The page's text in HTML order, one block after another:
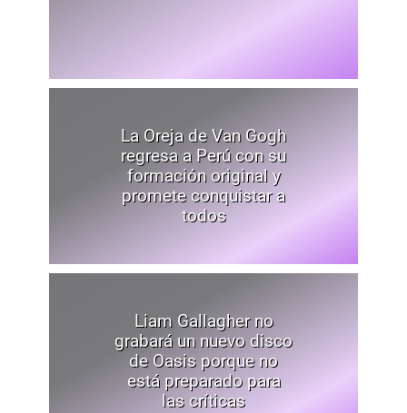
La Oreja de Van Gogh
regresa a Perú con su
formación original y
promete conquistar a
todos
Liam Gallagher no
grabará un nuevo disco
de Oasis porque no
está preparado para
las críticas